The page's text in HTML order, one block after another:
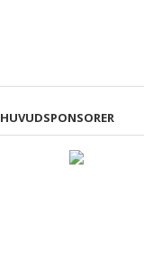
HUVUDSPONSORER